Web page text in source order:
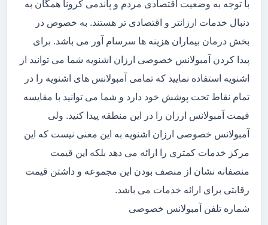
با توجه به وضعیت اقتصادی مردم و پاندمی کرونا همگان به
دنبال خدمات ارزانتر و اقتصادی تر هستند. به خصوص در
بخش درمان بیماران هزینه ها سرسام آور می باشد. برای
پیدا کردن آمبولانس خصوصی ارزان اشنویه شما می توانید از
اشنویه استفاده نمایید که تمامی آمبولانس های اشنویه را در
تمام نقاط تحت پوشش خود دارد و شما می توانید با مقایسه
قیمت آمبولانس ارزان را در این منطقه پیدا کنید. ولی
آمبولانس خصوصی ارزان اشنویه به این معنی نیست که این
مرکز خدمات کمتری را ارائه می دهد بلکه این قیمت
منصفانه نشان از منصف بودن این مجموعه و داشتن قیمت
رقابتی برای ارائه خدمات می باشد.
شماره تلفن آمبولانس خصوصی